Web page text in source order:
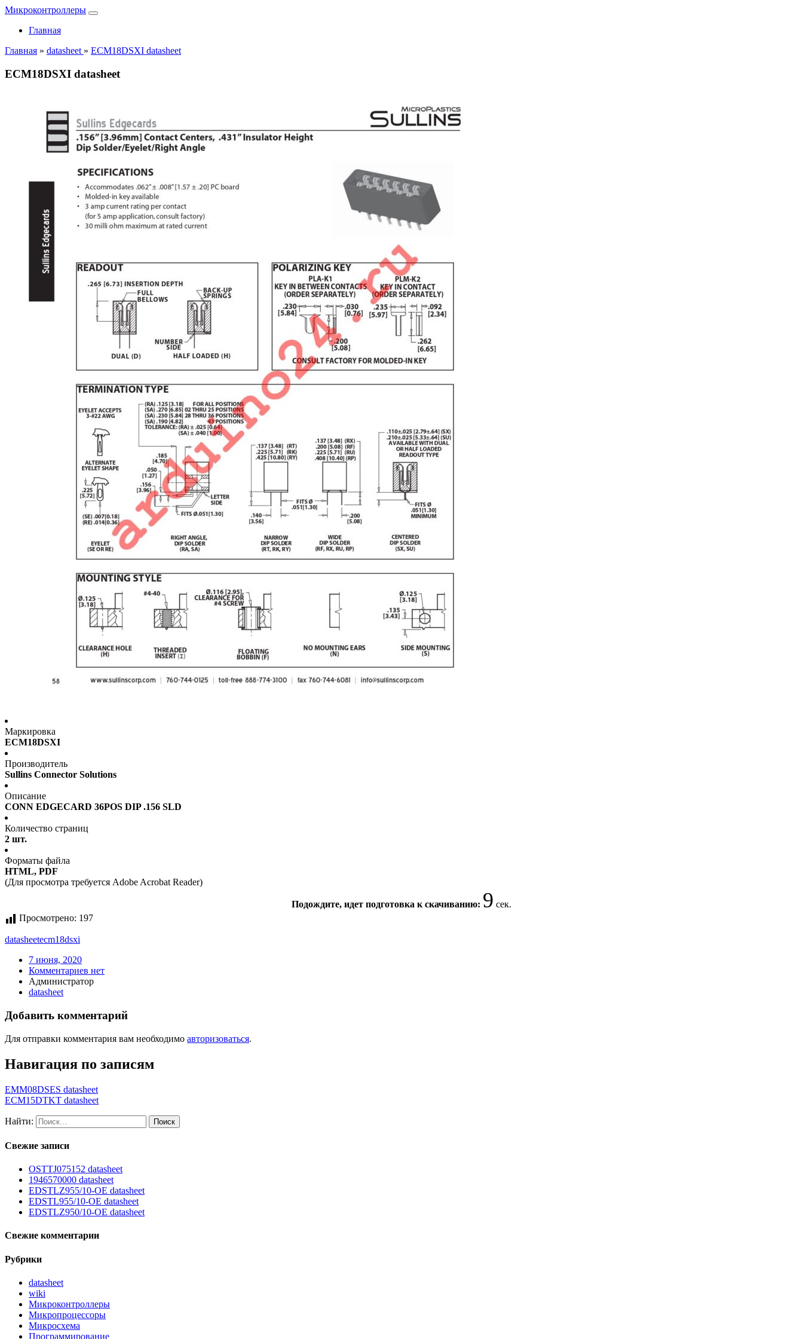
Микроконтроллеры
Главная
Главная » datasheet » ECM18DSXI datasheet
ECM18DSXI datasheet
Маркировка
ECM18DSXI
Производитель
Sullins Connector Solutions
Описание
CONN EDGECARD 36POS DIP .156 SLD
Количество страниц
2 шт.
Форматы файла
HTML, PDF
(Для просмотра требуется Adobe Acrobat Reader)
Подождите, идет подготовка к скачиванию: 8 сек.
Просмотрено: 197
datasheetecm18dsxi
7 июня, 2020
Комментариев нет
Администратор
datasheet
Добавить комментарий
Для отправки комментария вам необходимо авторизоваться.
Навигация по записям
EMM08DSES datasheet
ECM15DTKT datasheet
Найти:
Свежие записи
OSTTJ075152 datasheet
1946570000 datasheet
EDSTLZ955/10-OE datasheet
EDSTL955/10-OE datasheet
EDSTLZ950/10-OE datasheet
Свежие комментарии
Рубрики
datasheet
wiki
Микроконтроллеры
Микропроцессоры
Микросхема
Программирование